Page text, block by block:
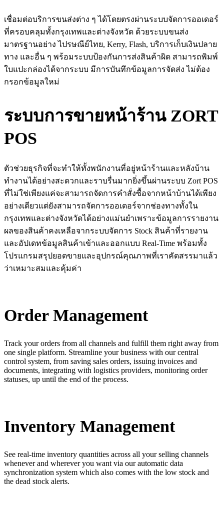
เชื่อมต่อบริการขนส่งต่าง ๆ ได้โดยตรงผ่านระบบจัดการออเดอร์
ที่ครอบคลุมทั้งกรุงเทพและต่างจังหวัด ด้วยระบบขนส่ง
มาตรฐานอย่าง ไปรษณีย์ไทย, Kerry, Flash, บริการเก็บเงินปลาย
ทาง และอื่น ๆ พร้อมระบบป้องกันการส่งสินค้าผิด สามารถพิมพ์
ใบแปะกล่องได้จากระบบ มีการบันทึกข้อมูลการจัดส่ง ไม่ต้อง
กรอกข้อมูลใหม่
ระบบการขายหน้าร้าน ZORT
POS
ตัวช่วยธุรกิจที่จะทำให้ทั้งพนักงานที่อยู่หน้าร้านและหลังบ้าน
ทำงานได้อย่างสะดวกและราบรื่นมากยิ่งขึ้นผ่านระบบ Zort POS
ที่ไม่ใช่เพียงแค่จะสามารถจัดการคำสั่งซื้อจากหน้าบ้านได้เพียง
อย่างเดียวแต่ยังสามารถจัดการออเดอร์จากช่องทางทั้งใน
กรุงเทพและต่างจังหวัดได้อย่างแม่นยำเพราะข้อมูลการรายงาน
ผลของสินค้าคงเหลือจากระบบจัดการ Stock สินค้าที่รายงาน
และอัปเดทข้อมูลสินค้าเข้าและออกแบบ Real-Time พร้อมทั้ง
โปรแกรมสรุปยอดขายและอุปกรณ์คุณภาพที่เราคัดสรรมาแล้ว
ว่าเหมาะสมและคุ้มค่า
Order Management
Track your orders from all channels and fulfill them right away from
one single platform. Streamline your business with our central
control system, from saving sales orders, issuing invoices and
documents, integrating with logistics providers, monitoring order
statuses, up until the end of the process.
Inventory Management
See real-time inventory quantities across all your selling channels
whenever and wherever you want via our automatic data
synchronization system which also comes with the low stock and
the dead stock alerts.